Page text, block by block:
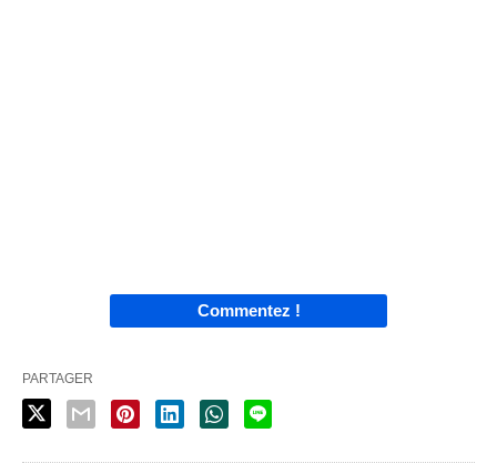
Commentez !
PARTAGER